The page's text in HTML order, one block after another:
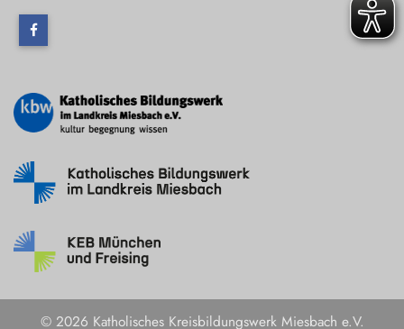
© 2026 Katholisches Kreisbildungswerk Miesbach e.V.